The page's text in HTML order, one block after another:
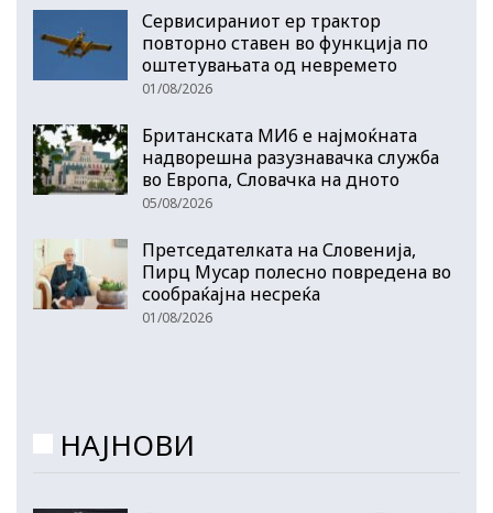
Сервисираниот ер трактор
повторно ставен во функција по
оштетувањата од невремето
01/08/2026
Британската МИ6 е најмоќната
надворешна разузнавачка служба
во Европа, Словачка на дното
05/08/2026
Претседателката на Словенија,
Пирц Мусар полесно повредена во
сообраќајна несреќа
01/08/2026
НАЈНОВИ